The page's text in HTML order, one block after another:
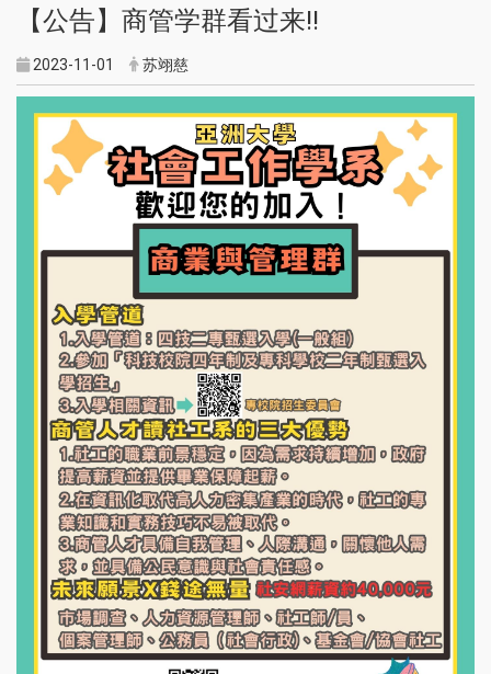
【公告】商管学群看过来!!
2023-11-01 苏翊慈